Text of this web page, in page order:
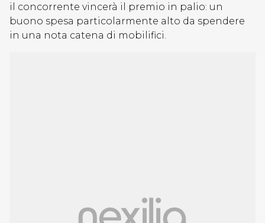
il concorrente vincerà il premio in palio: un
buono spesa particolarmente alto da spendere
in una nota catena di mobilifici.